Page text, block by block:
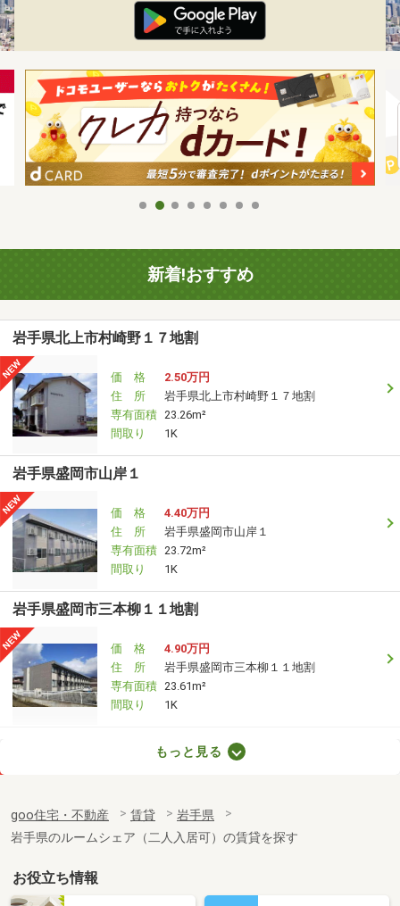
新着!おすすめ
岩手県北上市村崎野１７地割
価 格
2.50万円
住 所
岩手県北上市村崎野１７地割
専有面積 23.26m²
間取り
1K
岩手県盛岡市山岸１
価 格
4.40万円
住 所
岩手県盛岡市山岸１
専有面積 23.72m²
間取り
1K
岩手県盛岡市三本柳１１地割
価 格
4.90万円
住 所
岩手県盛岡市三本柳１１地割
専有面積 23.61m²
間取り
1K
専有面積
23.61m²
間取り
1K
岩手県盛岡市長田町
もっと見る
goo住宅・不動産 賃貸
岩手県
岩手県のルームシェア（二人入居可）の賃貸を探す
お役立ち情報